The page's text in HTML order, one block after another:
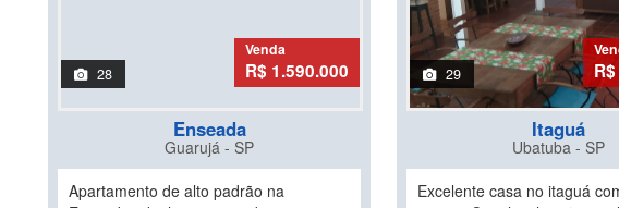
28
Venda
R$ 1.590.000
Enseada
Guarujá - SP
Apartamento de alto padrão na
29
Itaguá
Ubatuba - SP
Excelente casa no itaguá